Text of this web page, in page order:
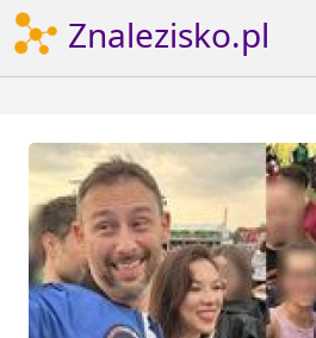
Znalezisko.pl